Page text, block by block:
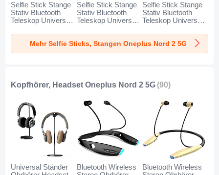
Selfie Stick Stange
Stativ Bluetooth
Teleskop Universal
Nord 2 5G Gold
und Schwarz
Selfie Stick Stange
Stativ Bluetooth
Teleskop Universal
Nord 2 5G
Schwarz
Selfie Stick Stange
Stativ Bluetooth
Teleskop Universal
Nord 2 5G Blau
Mehr Selfie Sticks, Stangen Oneplus Nord 2 5G
Kopfhörer, Headset Oneplus Nord 2 5G (90)
Universal Ständer
Bluetooth Wireless
Bluetooth Wireless